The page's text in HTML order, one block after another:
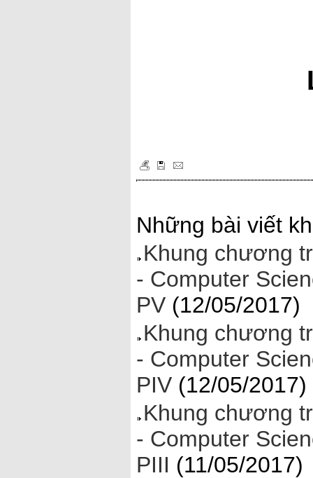
Những bài viết
Khung chương
- Computer
PV (12/05/2017)
Khung chương
- Computer
PIV (12/05/2017)
Khung chương
- Computer
PIII (11/05/2017)